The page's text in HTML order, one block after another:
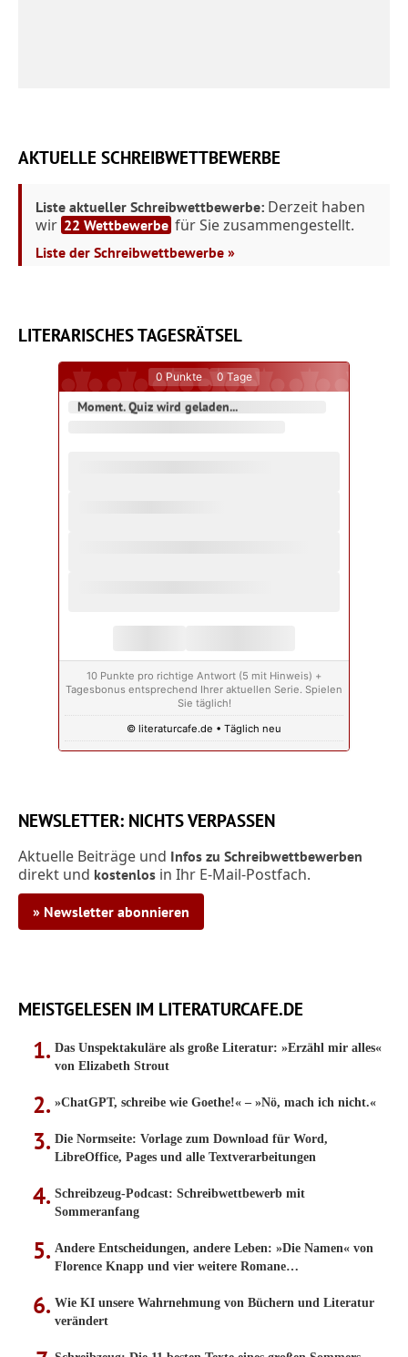
AKTUELLE SCHREIBWETTBEWERBE
Liste aktueller Schreibwettbewerbe: Derzeit haben
wir 22 Wettbewerbe für Sie zusammengestellt.
Liste der Schreibwettbewerbe »
LITERARISCHES TAGESRÄTSEL
0 Punkte 0 Tage
Moment. Quiz wird geladen...
10 Punkte pro richtige Antwort (5 mit Hinweis) +
Tagesbonus entsprechend Ihrer aktuellen Serie. Spielen
Sie täglich!
© literaturcafe.de • Täglich neu
NEWSLETTER: NICHTS VERPASSEN
Aktuelle Beiträge und Infos zu Schreibwettbewerben
direkt und kostenlos in Ihr E-Mail-Postfach.
» Newsletter abonnieren
MEISTGELESEN IM LITERATURCAFE.DE
Das Unspektakuläre als große Literatur: »Erzähl mir alles«
von Elizabeth Strout
»ChatGPT, schreibe wie Goethe!« – »Nö, mach ich nicht.«
Die Normseite: Vorlage zum Download für Word,
LibreOffice, Pages und alle Textverarbeitungen
Schreibzeug-Podcast: Schreibwettbewerb mit
Sommeranfang
Andere Entscheidungen, andere Leben: »Die Namen« von
Florence Knapp und vier weitere Romane…
Wie KI unsere Wahrnehmung von Büchern und Literatur
verändert